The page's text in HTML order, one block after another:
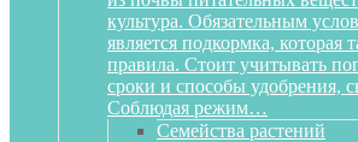
культура. Обязательным
является подкормка, которая
правила. Стоит учитывать
сроки и способы удобрения,
Соблюдая режим…
Семейства растений